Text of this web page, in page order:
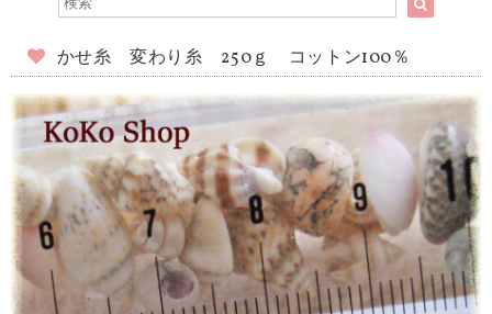
かせ糸 変わり糸 250ｇ コットン100％